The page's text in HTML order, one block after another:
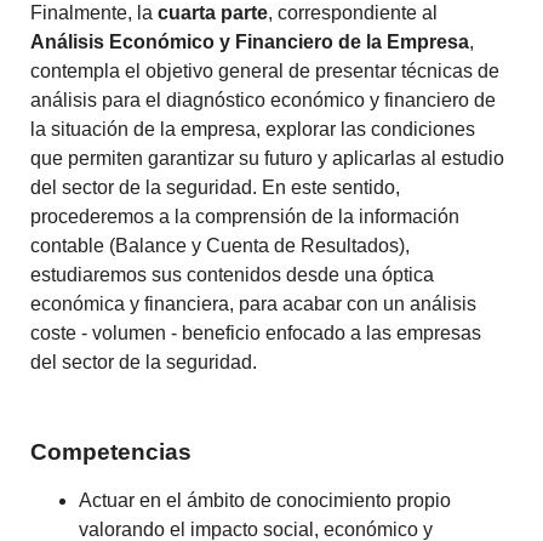
Finalmente, lacuarta parte, correspondiente al
Análisis Económico y Financiero de la Empresa,
contempla el objetivo general de presentar técnicas de
análisis para el diagnóstico económico y financiero de
la situación de la empresa, explorar las condiciones
que permiten garantizar su futuro y aplicarlas al estudio
del sector de la seguridad. En este sentido,
procederemos a la comprensión de la información
contable (Balance y Cuenta de Resultados),
estudiaremos sus contenidos desde una óptica
económica y financiera, para acabar con un análisis
coste - volumen - beneficio enfocado a las empresas
del sector de la seguridad.
Competencias
Actuar en el ámbito de conocimiento propio
valorando el impacto social, económico y